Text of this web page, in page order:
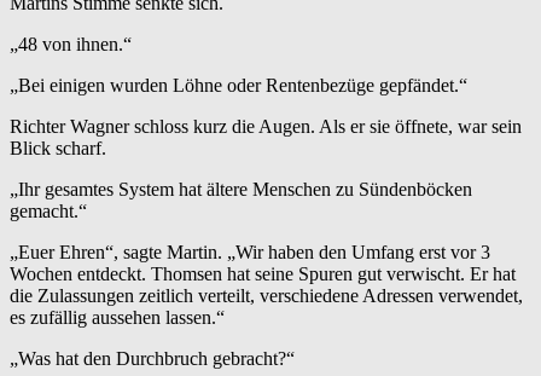
„48 von ihnen.“
„Bei einigen wurden Löhne oder Rentenbezüge gepfändet.“
Richter Wagner schloss kurz die Augen. Als er sie öffnete, war sein
Blick scharf.
„Ihr gesamtes System hat ältere Menschen zu Sündenböcken
gemacht.“
„Euer Ehren“, sagte Martin. „Wir haben den Umfang erst vor 3
Wochen entdeckt. Thomsen hat seine Spuren gut verwischt. Er hat
die Zulassungen zeitlich verteilt, verschiedene Adressen verwendet,
es zufällig aussehen lassen.“
„Was hat den Durchbruch gebracht?“